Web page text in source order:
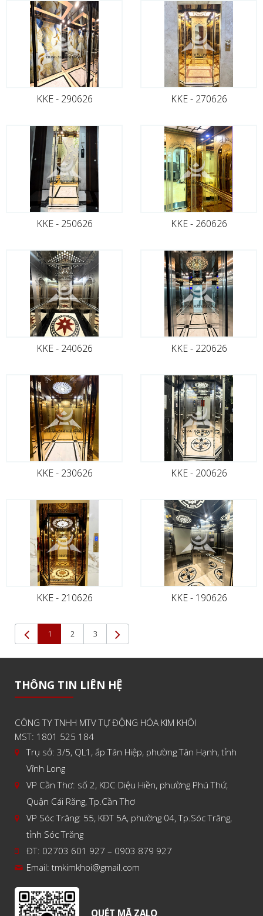
KKE - 290626 KKE - 270626
KKE - 250626 KKE - 260626
KKE - 240626 KKE - 220626
KKE - 230626 KKE - 200626
KKE - 210626 KKE - 190626
1 (current)
2 3
THÔNG TIN LIÊN HỆ
CÔNG TY TNHH MTV TỰ ĐỘNG HÓA KIM KHÔI
MST: 1801 525 184
Trụ sở: 3/5, QL1, ấp Tân Hiệp, phường Tân Hạnh, tỉnh
Vĩnh Long
VP Cần Thơ: số 2, KDC Diệu Hiền, phường Phú Thứ,
Quận Cái Răng, Tp.Cần Thơ
VP Sóc Trăng: 55, KĐT 5A, phường 04, Tp.Sóc Trăng,
tỉnh Sóc Trăng
ĐT: 02703 601 927 – 0903 879 927
Email: tmkimkhoi@gmail.com
QUÉT MÃ ZALO